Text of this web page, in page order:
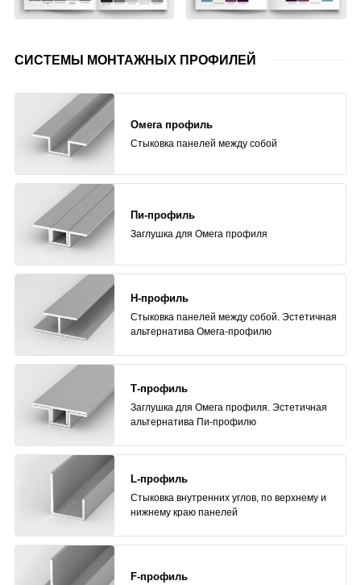
СИСТЕМЫ МОНТАЖНЫХ ПРОФИЛЕЙ
Омега профиль
Стыковка панелей между собой
Пи-профиль
Заглушка для Омега профиля
H-профиль
Стыковка панелей между собой. Эстетичная
альтернатива Омега-профилю
Т-профиль
Заглушка для Омега профиля. Эстетичная
альтернатива Пи-профилю
L-профиль
Стыковка внутренних углов, по верхнему и
нижнему краю панелей
F-профиль